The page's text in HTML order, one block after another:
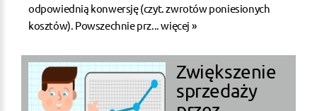
odpowiednią konwersję (czyt. zwrotów poniesionych
kosztów). Powszechnie prz...więcej »
Zwiększenie
sprzedaży